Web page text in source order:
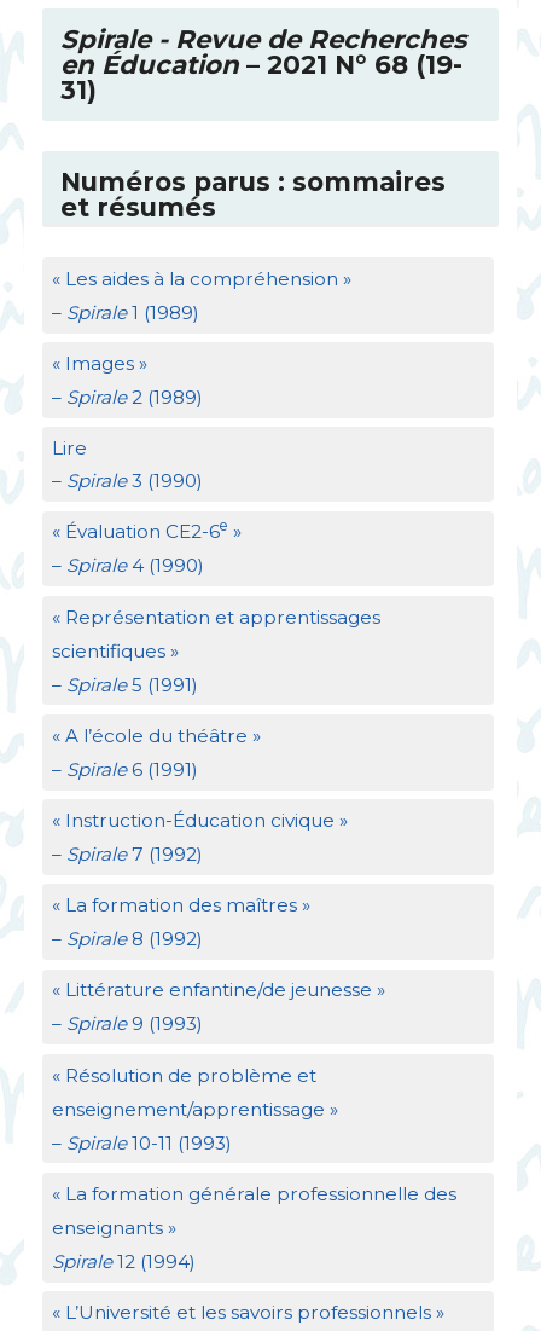
Spirale - Revue de Recherches
en Éducation – 2021 N° 68 (19-
31)
Numéros parus : sommaires
et résumés
« Les aides à la compréhension »
– Spirale1 (1989)
« Images »
– Spirale2 (1989)
Lire
– Spirale3 (1990)
« Évaluation CE2-6e »
– Spirale4 (1990)
« Représentation et apprentissages
scientifiques »
– Spirale5 (1991)
« A l’école du théâtre »
– Spirale6 (1991)
« Instruction-Éducation civique »
– Spirale7 (1992)
« La formation des maîtres »
– Spirale8 (1992)
« Littérature enfantine/de jeunesse »
– Spirale9 (1993)
« Résolution de problème et
enseignement/apprentissage »
– Spirale10-11 (1993)
« La formation générale professionnelle des
enseignants »
Spirale12 (1994)
« L’Université et les savoirs professionnels »